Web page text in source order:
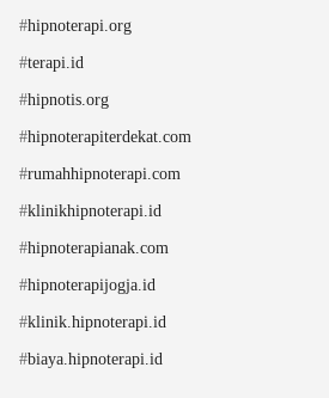
#hipnoterapi.org
#terapi.id
#hipnotis.org
#hipnoterapiterdekat.com
#rumahhipnoterapi.com
#klinikhipnoterapi.id
#hipnoterapianak.com
#hipnoterapijogja.id
#klinik.hipnoterapi.id
#biaya.hipnoterapi.id